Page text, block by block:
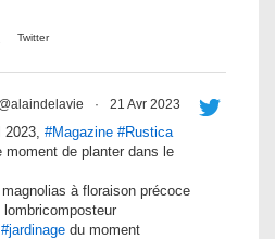
Twitter
@alaindelavie · 21 Avr 2023
#Magazine #Rustica
moment de planter dans le
à floraison précoce
#jardinage du moment